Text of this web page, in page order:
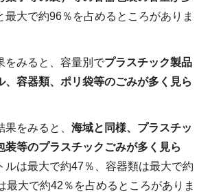
最大で約96％を占めるところがありま
をみると、容量別でプラスチック製品
、容器類、ポリ袋等のごみが多く見ら
果をみると、 海域と同様、プラスチッ
装等のプラスチックごみが多く見ら
ルは最大で約47％、容器類は最大で約
最大で約42％を占めるところがありま